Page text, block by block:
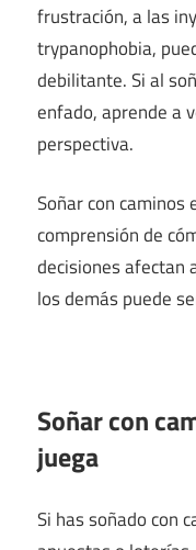
frustración, a las
trypanophobia,
debilitante. Si al
enfado, aprende a
perspectiva.
Soñar con caminos
comprensión de
decisiones afectan
los demás puede
Soñar con
juega
Si has soñado con